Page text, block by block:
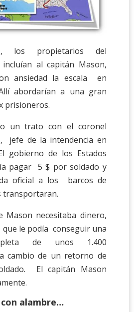
los propietarios del
incluían al capitán Mason,
ansiedad la escala en
abordarían a una gran
prisioneros.
un trato con el coronel
jefe de la intendencia en
gobierno de los Estados
pagar 5 $ por soldado y
oficial a los barcos de
transportaran.
Mason necesitaba dinero,
que le podía conseguir una
de unos 1.400
cambio de un retorno de
El capitán Mason
alambre…